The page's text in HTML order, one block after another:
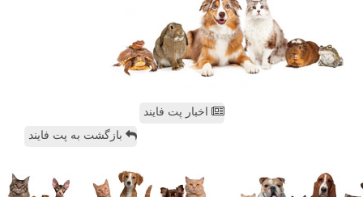
اخبار پت فایند
بازگشت به پت فایند